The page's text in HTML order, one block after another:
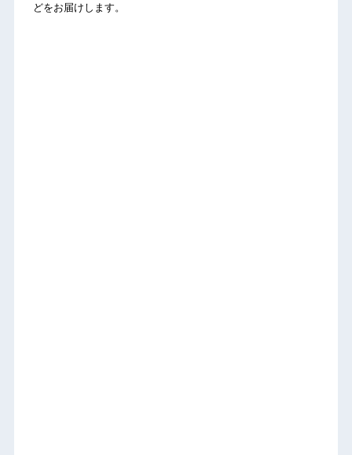
どをお届けします。